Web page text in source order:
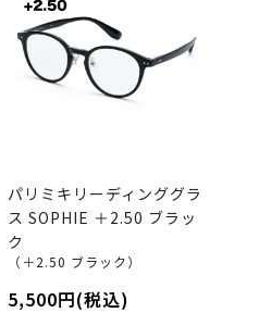
パリミキリーディンググラ
ス SOPHIE ＋2.50 ブラッ
ク
（＋2.50 ブラック）
5,500円(税込)